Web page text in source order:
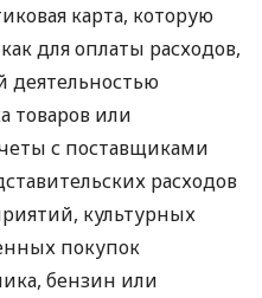
карта, которую
для оплаты расходов,
деятельностью
товаров или
с поставщиками
расходов
культурных
покупок
бензин или